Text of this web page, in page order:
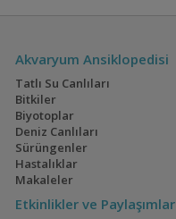
Akvaryum Ansiklopedisi
Tatlı Su Canlıları
Bitkiler
Biyotoplar
Deniz Canlıları
Sürüngenler
Hastalıklar
Makaleler
Etkinlikler ve Paylaşımlar